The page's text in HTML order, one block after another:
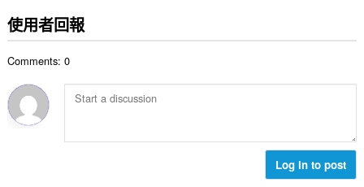
:
使用者回報
Comments: 0
Log in to post